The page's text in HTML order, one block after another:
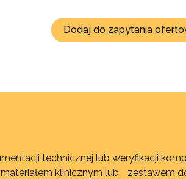
Dodaj do zapytania
technicznej lub weryfikacji
klinicznym lub zestawem